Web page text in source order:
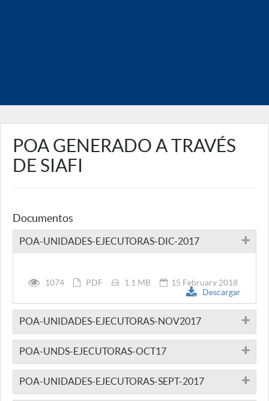
POA GENERADO A TRAVÉS
DE SIAFI
Documentos
POA-UNIDADES-EJECUTORAS-DIC-2017
1074 PDF 1.1 MB
15 February 2018
Descargar
POA-UNIDADES-EJECUTORAS-NOV2017
POA-UNDS-EJECUTORAS-OCT17
POA-UNIDADES-EJECUTORAS-SEPT-2017